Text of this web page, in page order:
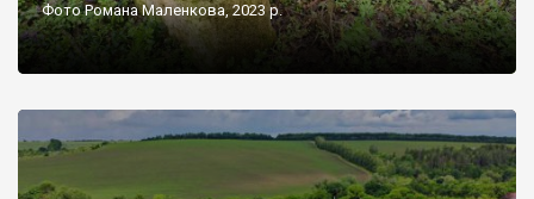
Фото Романа Маленкова, 2023 р.